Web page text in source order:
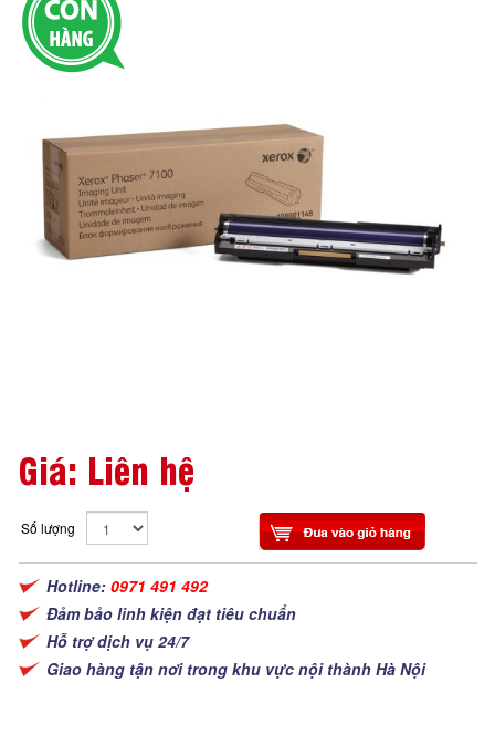
Giá: Liên hệ
Số lượng
Hotline: 0971 491 492
Đảm bảo linh kiện đạt tiêu chuẩn
Hỗ trợ dịch vụ 24/7
Giao hàng tận nơi trong khu vực nội thành Hà Nội